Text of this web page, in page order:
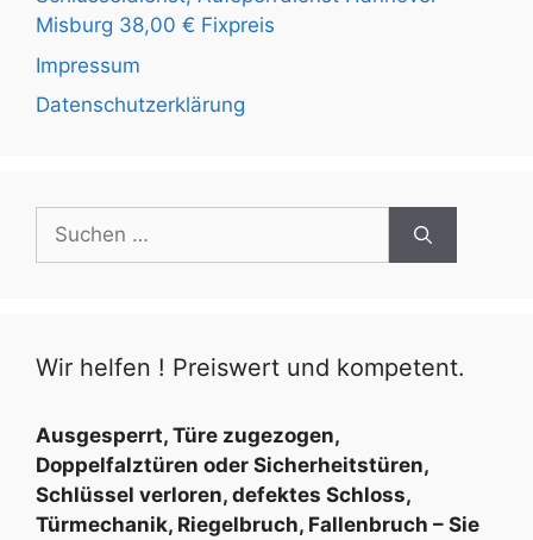
Misburg 38,00 € Fixpreis
Impressum
Datenschutzerklärung
n
a
c
h
:
Wir helfen ! Preiswert und kompetent.
Ausgesperrt, Türe zugezogen,
Doppelfalztüren oder Sicherheitstüren,
Schlüssel verloren, defektes Schloss,
Türmechanik, Riegelbruch, Fallenbruch – Sie